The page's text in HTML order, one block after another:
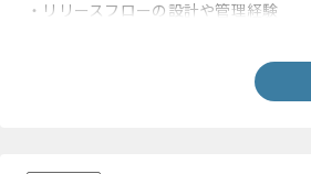
・リリースフローの設計や管理経験